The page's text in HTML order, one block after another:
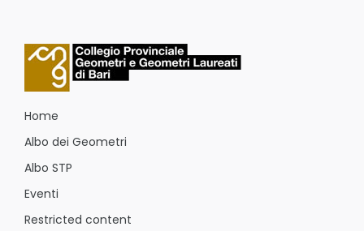
Home
Albo dei Geometri
Albo STP
Eventi
Restricted content